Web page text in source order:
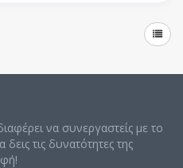
να συνεργαστείς με το
δεις τις δυνατότητες της